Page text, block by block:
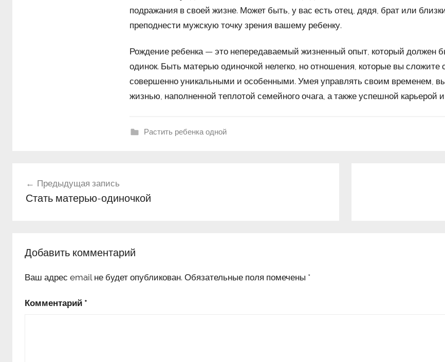
подражания в своей жизне. Может быть, у вас есть отец, дядя, брат или
преподнести мужскую точку зрения вашему ребенку.
Рождение ребенка — это непередаваемый жизненный опыт, который должен
одинок. Быть матерью одиночкой нелегко, но отношения, которые вы сложите
совершенно уникальными и особенными. Умея управлять своим временем,
жизнью, наполненной теплотой семейного очага, а также успешной карьерой
Растить ребенка одной
по
Предыдущая запись
Стать матерью-одиночкой
Добавить комментарий
Ваш адрес email не будет опубликован. Обязательные поля помечены *
Комментарий *